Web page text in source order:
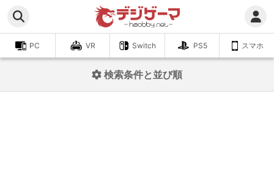
PC VR Switch PS5 スマホ
検索条件と並び順